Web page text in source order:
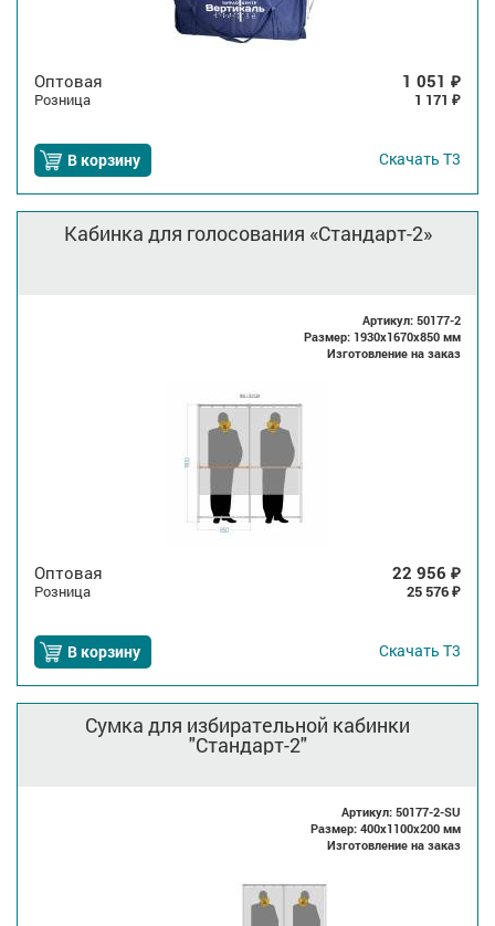
Оптовая 1 051 ₽
Розница 1 171 ₽
В корзину Скачать Т3
Кабинка для голосования «Стандарт-2»
Артикул: 50177-2
Размер: 1930x1670x850 мм
Изготовление на заказ
Оптовая 22 956 ₽
Розница 25 576 ₽
В корзину Скачать Т3
Сумка для избирательной кабинки
"Стандарт-2"
Артикул: 50177-2-SU
Размер: 400x1100x200 мм
Изготовление на заказ